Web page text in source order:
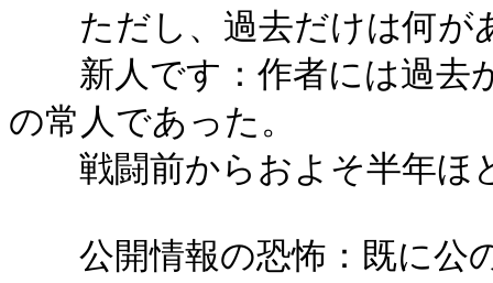
ただし、過去だけは何が
新人です：作者には過去
の常人であった。
戦闘前からおよそ半年ほ
公開情報の恐怖：既に公